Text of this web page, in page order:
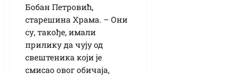
Бобан Петровић,
старешина Храма. – Они
су, такође, имали
прилику да чују од
свештеника који је
смисао овог обичаја,